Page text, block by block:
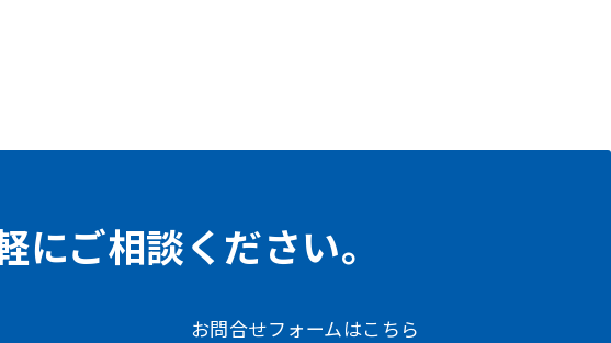
ご相談ください。
お問合せフォームはこちら